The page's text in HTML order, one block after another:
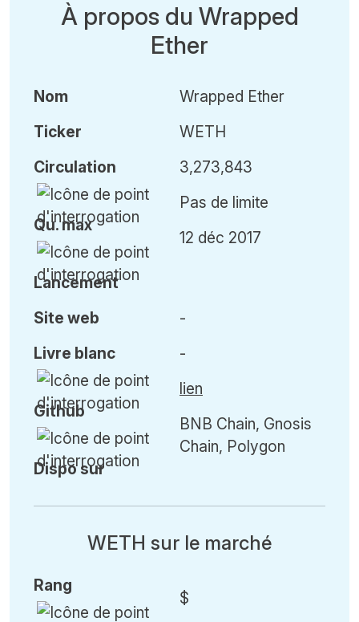
À propos du Wrapped
Ether
Nom
Ticker
Circulation
Qu.max
Lancement
Wrapped Ether
WETH
3,273,843
Pas de limite
12 déc 2017
Site web
Livre blanc
Github
Dispo sur
-
-
lien
BNB Chain, Gnosis
Chain, Polygon
WETH sur le marché
Rang
$